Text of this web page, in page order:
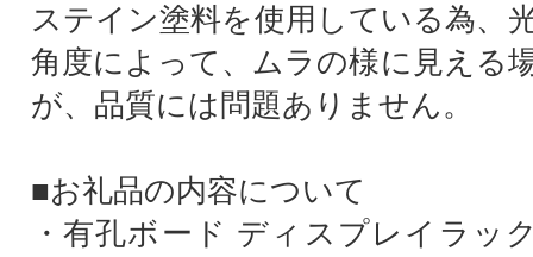
ステイン塗料を使用している為、
角度によって、ムラの様に見える
が、品質には問題ありません。
■お礼品の内容について
・有孔ボード ディスプレイラッ